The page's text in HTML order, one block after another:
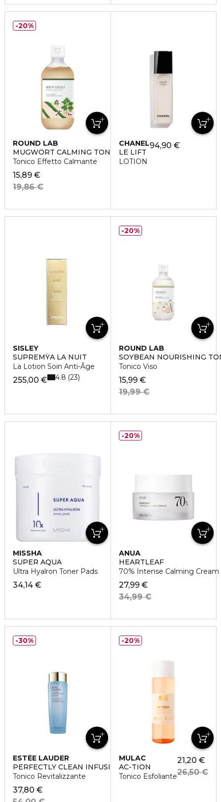
ROUND LAB
MUGWORT CALMING TONER
Tonico Effetto Calmante
15,89 €
19,86 €
20%
CHANEL
LE LIFT
LOTION
94,90 €
SISLEY
SUPREMŸA LA NUIT
La Lotion Soin Anti-Âge
255,00 € 4.8 23
ROUND LAB
SOYBEAN NOURISHING
Tonico Viso
15,99 €
19,99 €
20%
MISSHA
SUPER AQUA
Ultra Hyalron Toner Pads
34,14 €
ANUA
HEARTLEAF
70% Intense Calming Cream
27,99 €
34,99 €
20%
ESTÉE LAUDER
PERFECTLY CLEAN INFUSION
Tonico Revitalizzante
37,80 €
30%
MULAC
AC-TION
Tonico Esfoliante
21,20 €
26,50 €
20%